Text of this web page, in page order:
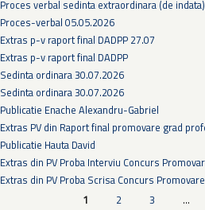
Proces verbal sedinta extraordinara (de
Proces-verbal 05.05.2026
Extras p-v raport final DADPP 27.07
Extras p-v raport final DADPP
Sedinta ordinara 30.07.2026
Sedinta ordinara 30.07.2026
Publicatie Enache Alexandru-Gabriel
Extras PV din Raport final promovare grad
Publicatie Hauta David
Extras din PV Proba Interviu Concurs
Extras din PV Proba Scrisa Concurs
1 2 3 …